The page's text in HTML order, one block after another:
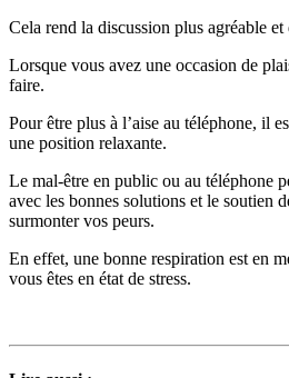
Cela rend la discussion plus agréable et
Lorsque vous avez une occasion de
faire.
Pour être plus à l’aise au téléphone, il
une position relaxante.
Le mal-être en public ou au téléphone
avec les bonnes solutions et le soutien
surmonter vos peurs.
En effet, une bonne respiration est en
vous êtes en état de stress.